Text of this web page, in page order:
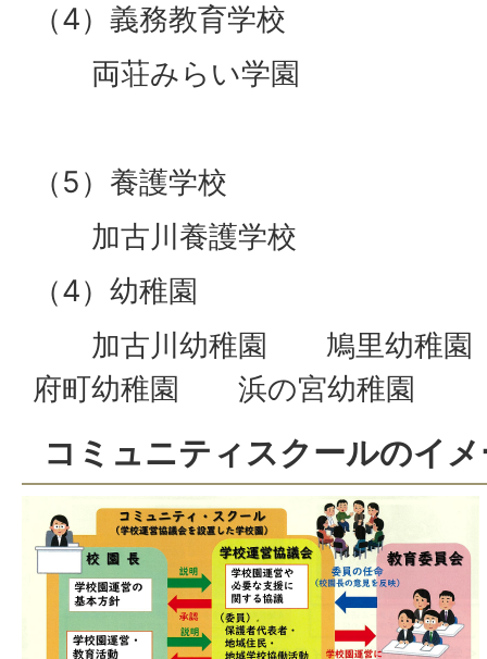
（4）義務教育学校
両荘みらい学園
（5）養護学校
加古川養護学校
（4）幼稚園
加古川幼稚園 鳩里幼稚
府町幼稚園 浜の宮幼稚園
コミュニティスクールのイ